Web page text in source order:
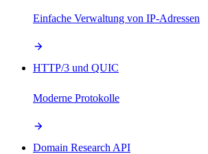
Einfache Verwaltung von IP-Adressen
HTTP/3 und QUIC
Moderne Protokolle
Domain Research API